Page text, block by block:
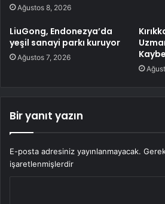
Ağustos 8, 2026
LiuGong, Endonezya’da
yeşil sanayi parkı kuruyor
Ağustos 7, 2026
Bir yanıt yazın
E-posta adresiniz yayınlanmayacak.
işaretlenmişlerdir